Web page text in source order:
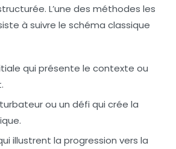
L’une des méthodes les
à suivre le schéma classique
qui présente le contexte ou
ou un défi qui crée la
illustrent la progression vers la